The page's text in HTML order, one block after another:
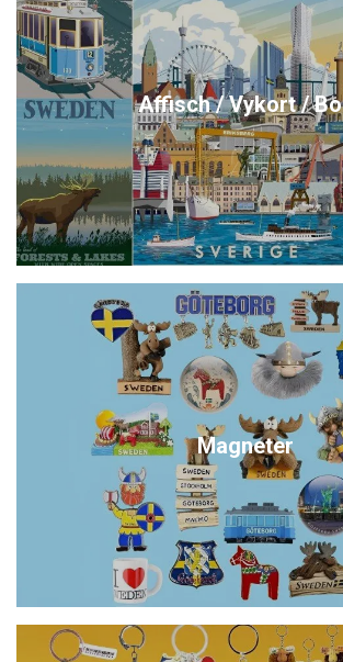
Affisch / Vykort /
Magneter